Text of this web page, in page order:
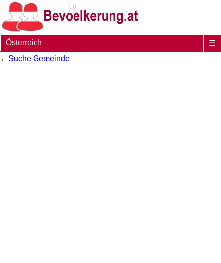
Österreich
☰
← Suche Gemeinde